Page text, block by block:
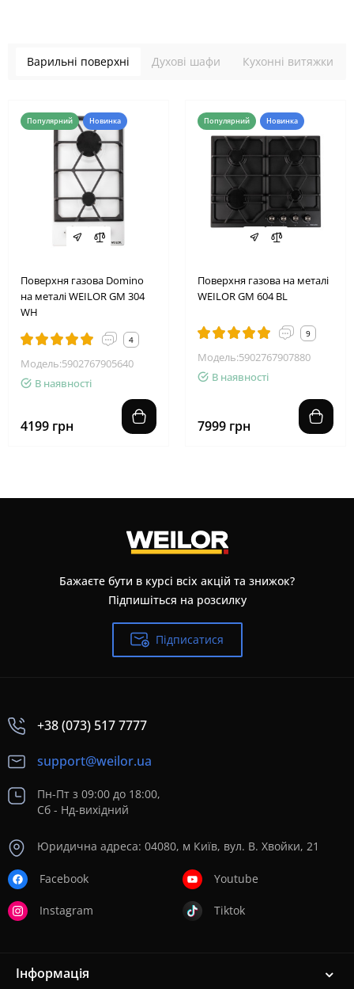
Варильні поверхні Духові шафи Кухонні витяжки
Популярний Новинка
Поверхня газова Domino
на металі WEILOR GM 304
WH
4
Модель:5902767905640
В наявності
4199 грн
Популярний Новинка
Поверхня газова на металі
WEILOR GM 604 BL
9
Модель:5902767907880
В наявності
7999 грн
Бажаєте бути в курсі всіх акцій та знижок?
Підпишіться на розсилку
Підписатися
+38 (073) 517 7777
support@weilor.ua
Пн-Пт з 09:00 до 18:00,
Сб - Нд-вихідний
Юридична адреса: 04080, м Київ, вул. В. Хвойки, 21
Facebook
Instagram
Youtube
Tiktok
Інформація